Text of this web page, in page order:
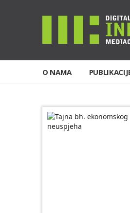
O NAMA